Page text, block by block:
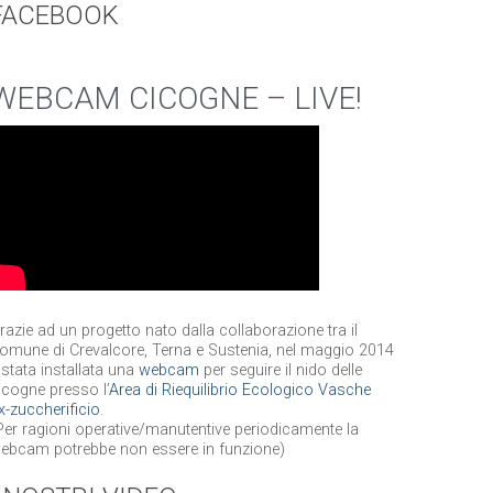
CICOGNE – LIVE!
ad un progetto nato dalla collaborazione tra il
di Crevalcore, Terna e Sustenia, nel maggio 2014
installata unawebcam per seguire il nido delle
presso l’Area di Riequilibrio Ecologico Vasche
zuccherificio.
ragioni operative/manutentive periodicamente la
potrebbe non essere in funzione)